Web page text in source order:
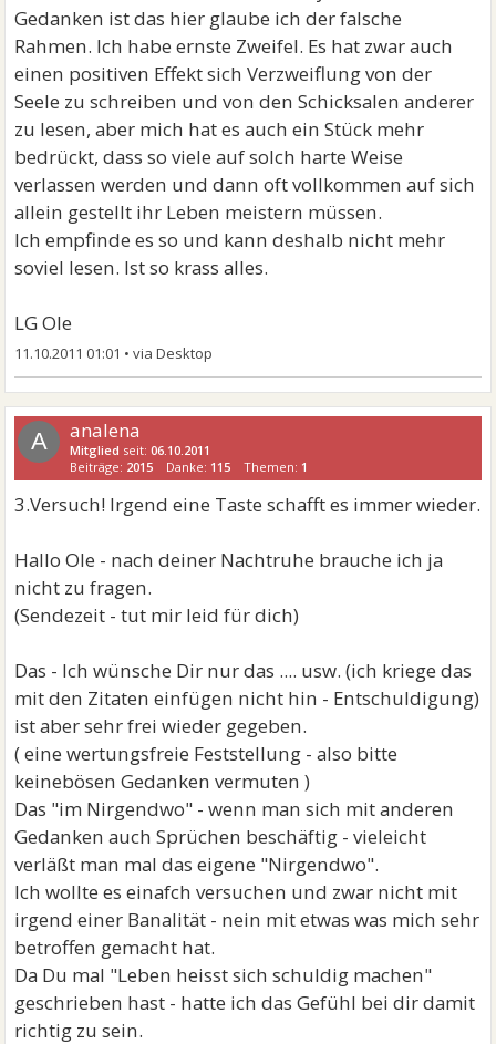
Gedanken ist das hier glaube ich der falsche
Rahmen. Ich habe ernste Zweifel. Es hat zwar auch
einen positiven Effekt sich Verzweiflung von der
Seele zu schreiben und von den Schicksalen anderer
zu lesen, aber mich hat es auch ein Stück mehr
bedrückt, dass so viele auf solch harte Weise
verlassen werden und dann oft vollkommen auf sich
allein gestellt ihr Leben meistern müssen.
Ich empfinde es so und kann deshalb nicht mehr
soviel lesen. Ist so krass alles.
LG Ole
11.10.2011 01:01 •
A analena
Mitglied seit:06.10.2011
Beiträge: 2015 Danke: 115 Themen: 1
3.Versuch! Irgend eine Taste schafft es immer wieder.
Hallo Ole - nach deiner Nachtruhe brauche ich ja
nicht zu fragen.
(Sendezeit - tut mir leid für dich)
Das - Ich wünsche Dir nur das .... usw. (ich kriege das
mit den Zitaten einfügen nicht hin - Entschuldigung)
ist aber sehr frei wieder gegeben.
( eine wertungsfreie Feststellung - also bitte
keinebösen Gedanken vermuten )
Das "im Nirgendwo" - wenn man sich mit anderen
Gedanken auch Sprüchen beschäftig - vieleicht
verläßt man mal das eigene "Nirgendwo".
Ich wollte es einafch versuchen und zwar nicht mit
irgend einer Banalität - nein mit etwas was mich sehr
betroffen gemacht hat.
Da Du mal "Leben heisst sich schuldig machen"
geschrieben hast - hatte ich das Gefühl bei dir damit
richtig zu sein.